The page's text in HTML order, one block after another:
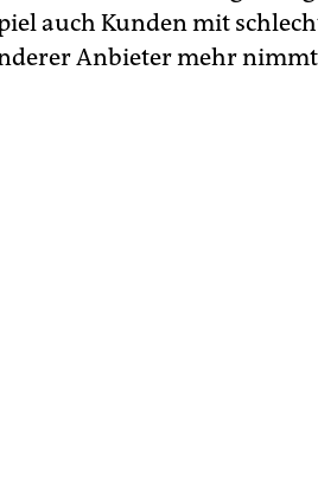
auch Kunden mit
Anbieter mehr